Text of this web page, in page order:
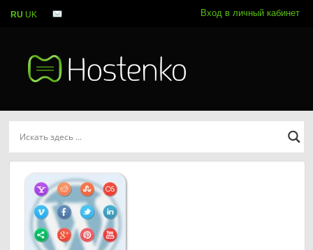
Вход в личный кабинет
RU UK